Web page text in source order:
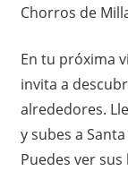
Chorros de
En tu próxima
invita a
alrededores.
y subes a
Puedes ver